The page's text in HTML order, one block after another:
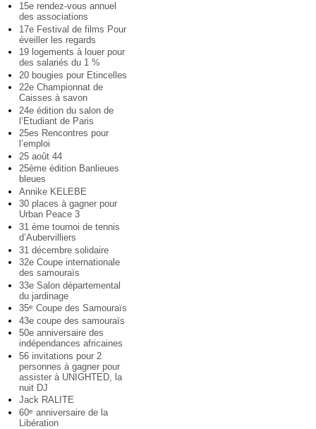
15e rendez-vous annuel
des associations
17e Festival de films Pour
éveiller les regards
19 logements à louer pour
des salariés du 1 %
20 bougies pour Etincelles
22e Championnat de
Caisses à savon
24e édition du salon de
l’Etudiant de Paris
25es Rencontres pour
l’emploi
25 août 44
25ème édition Banlieues
bleues
Annike KELEBE
30 places à gagner pour
Urban Peace 3
31 ème tournoi de tennis
d’Aubervilliers
31 décembre solidaire
32e Coupe internationale
des samouraïs
33e Salon départemental
du jardinage
35e Coupe des Samouraïs
43e coupe des samouraïs
50e anniversaire des
indépendances africaines
56 invitations pour 2
personnes à gagner pour
assister à UNIGHTED, la
nuit DJ
Jack RALITE
60e anniversaire de la
Libération